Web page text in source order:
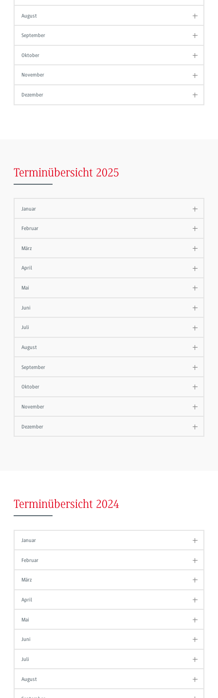
August
September
Oktober
November
Dezember
Terminübersicht 2025
Januar
Februar
März
April
Mai
Juni
Juli
August
September
Oktober
November
Dezember
Terminübersicht 2024
Januar
Februar
März
April
Mai
Juni
Juli
August